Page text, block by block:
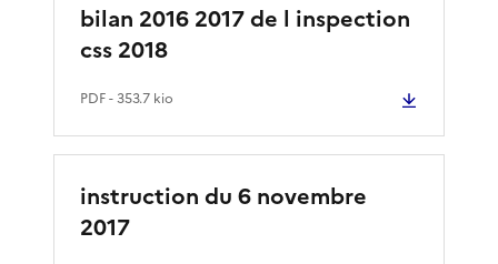
bilan 2016 2017 de l inspection
css 2018
PDF- 353.7 kio
instruction du 6 novembre
2017